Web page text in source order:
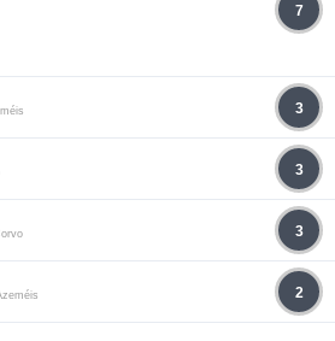
7
3
3
3
2